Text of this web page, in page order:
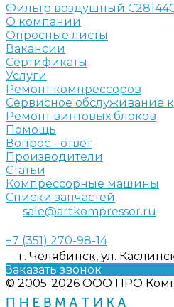
Фильтр воздушный
О компании
Опросные листы
Вакансии
Сертификаты
Услуги
Ремонт компрессоров
Сервисное обслуживание
Ремонт винтовых блоков
Помощь
Вопрос - ответ
Производители
Статьи
Компрессорные машины
Списки запчастей
sale@artkompressor.ru
+7 (351) 270-98-14
г. Челябинск, ул.
Заказать звонок
© 2005-2026 ООО ПРО